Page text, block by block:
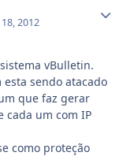
2012
vBulletin.
sendo atacado
que faz gerar
cada um com IP
como proteção